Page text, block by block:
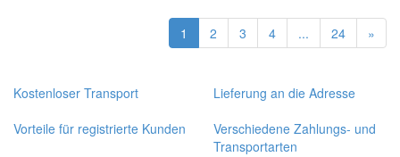
1 2 3 4 ... 24 »
Kostenloser Transport
Lieferung an die Adresse
Vorteile für registrierte Kunden
Verschiedene Zahlungs- und
Transportarten